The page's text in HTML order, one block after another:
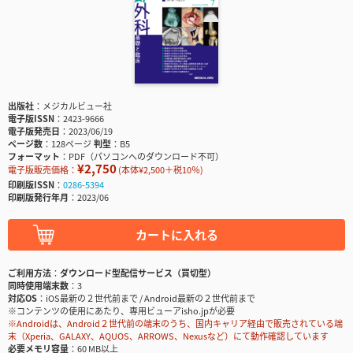
出版社
メジカルビュー社
電子版ISSN
2423-9666
電子版発売日
2023/06/19
ページ数
128ページ判型
B5
フォーマット
PDF（パソコンへのダウンロード不可）
電子版販売価格： ¥2,750(本体¥2,500＋税10％)
印刷版ISSN
0286-5394
印刷版発行年月
2023/06
カートに入れる
ご利用方法
ダウンロード型配信サービス（買切型）
同時使用端末数
3
対応OS
iOS最新の２世代前まで / Android最新の２世代前まで
※コンテンツの使用にあたり、専用ビューアisho.jpが必要
※Androidは、Android２世代前の端末のうち、国内キャリア経由で販売されている端
末（Xperia、GALAXY、AQUOS、ARROWS、Nexusなど）にて動作確認しています
必要メモリ容量
60 MB以上